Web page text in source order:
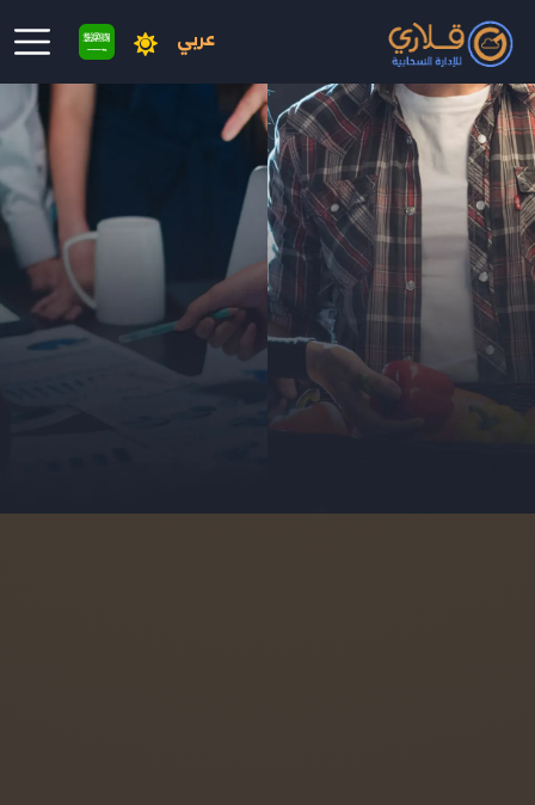
عربي
انتقال إلى المحتوى الرئيسي